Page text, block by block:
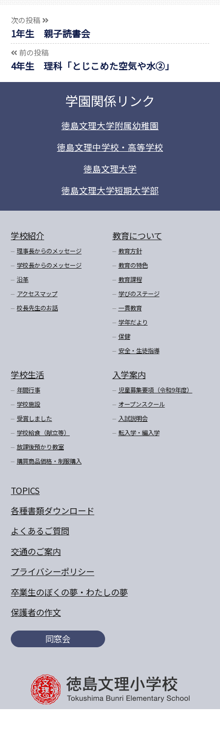
次の投稿
1年生 親子読書会
前の投稿
4年生 理科「とじこめた空気や水②」
学園関係リンク
徳島文理大学附属幼稚園
徳島文理中学校・高等学校
徳島文理大学
徳島文理大学短期大学部
学校紹介
理事長からのメッセージ
学校長からのメッセージ
沿革
アクセスマップ
校長先生のお話
教育について
教育方針
教育の特色
教育課程
学びのステージ
一貫教育
学年だより
保健
安全・生徒指導
学校生活
年間行事
学校施設
受賞しました
学校給食（献立等）
放課後預かり教室
購買商品価格・制服購入
入学案内
児童募集要項（令和9年度）
オープンスクール
入試説明会
転入学・編入学
TOPICS
各種書類ダウンロード
よくあるご質問
交通のご案内
プライバシーポリシー
卒業生のぼくの夢・わたしの夢
保護者の作文
同窓会